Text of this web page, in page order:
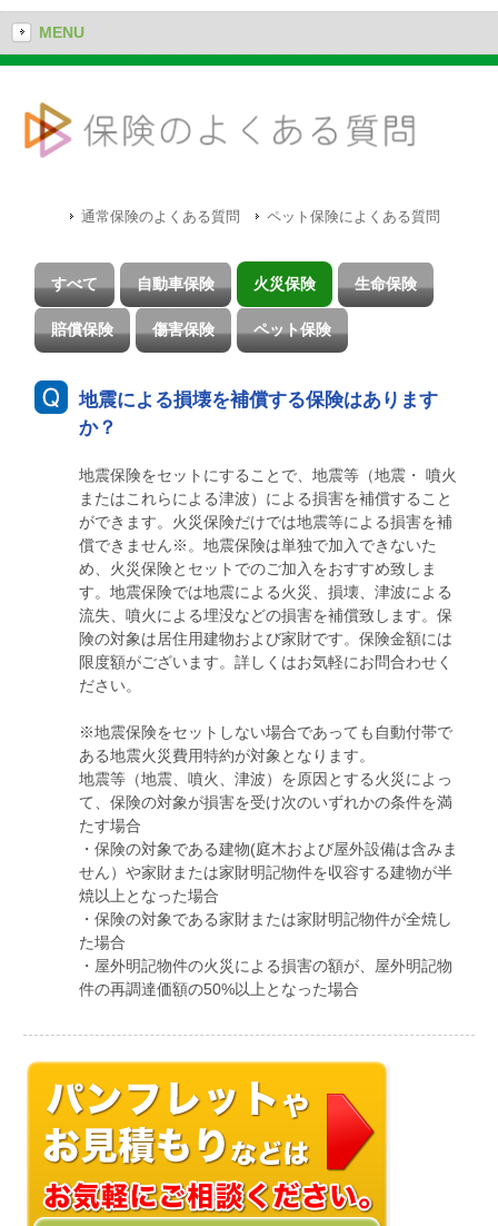
MENU
通常保険のよくある質問 ペット保険によくある質問
すべて 自動車保険 火災保険 生命保険
賠償保険 傷害保険 ペット保険
地震による損壊を補償する保険はあります
か？
地震保険をセットにすることで、地震等（地震・ 噴火
またはこれらによる津波）による損害を補償すること
ができます。火災保険だけでは地震等による損害を補
償できません※。地震保険は単独で加入できないた
め、火災保険とセットでのご加入をおすすめ致しま
す。地震保険では地震による火災、損壊、津波による
流失、噴火による埋没などの損害を補償致します。保
険の対象は居住用建物および家財です。保険金額には
限度額がございます。詳しくはお気軽にお問合わせく
ださい。
※地震保険をセットしない場合であっても自動付帯で
ある地震火災費用特約が対象となります。
地震等（地震、噴火、津波）を原因とする火災によっ
て、保険の対象が損害を受け次のいずれかの条件を満
たす場合
・保険の対象である建物(庭木および屋外設備は含みま
せん）や家財または家財明記物件を収容する建物が半
焼以上となった場合
・保険の対象である家財または家財明記物件が全焼し
た場合
・屋外明記物件の火災による損害の額が、屋外明記物
件の再調達価額の50%以上となった場合